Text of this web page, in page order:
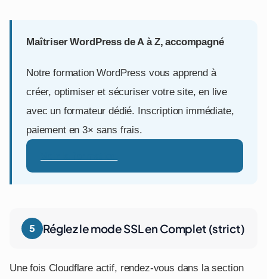
Maîtriser WordPress de A à Z, accompagné
Notre formation WordPress vous apprend à
créer, optimiser et sécuriser votre site, en live
avec un formateur dédié. Inscription immédiate,
paiement en 3× sans frais.
Réglez le mode SSL en Complet (strict)
Une fois Cloudflare actif, rendez-vous dans la section